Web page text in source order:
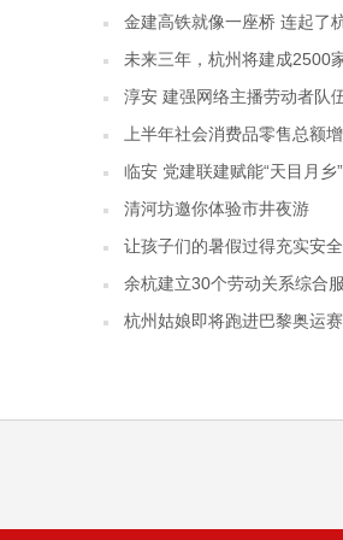
金建高铁就像一座桥 连起了
未来三年，杭州将建成2500
淳安 建强网络主播劳动者队
上半年社会消费品零售总额
临安 党建联建赋能“天目月乡”
清河坊邀你体验市井夜游
让孩子们的暑假过得充实安全
余杭建立30个劳动关系综合
杭州姑娘即将跑进巴黎奥运